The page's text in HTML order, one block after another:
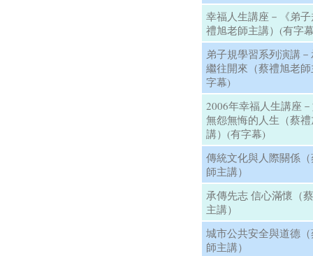
幸福人生講座－《弟
禮旭老師主講）(有字
弟子規學習系列演講
繼往開來（蔡禮旭老
字幕)
2006年幸福人生講座
無怨無悔的人生（蔡
講）(有字幕)
傳統文化與人際關係
師主講）
承傳先志 信心滿懷（
主講）
城市公共安全與道德
師主講）